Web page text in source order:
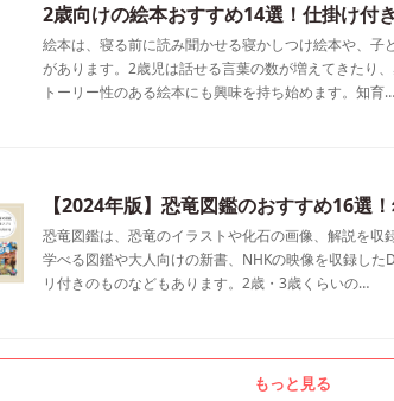
2歳向けの絵本おすすめ14選！仕掛け付
絵本は、寝る前に読み聞かせる寝かしつけ絵本や、
があります。2歳児は話せる言葉の数が増えてきたり
トーリー性のある絵本にも興味を持ち始めます。知育…
【2024年版】恐竜図鑑のおすすめ16選
恐竜図鑑は、恐竜のイラストや化石の画像、解説を
学べる図鑑や大人向けの新書、NHKの映像を収録し
リ付きのものなどもあります。2歳・3歳くらいの…
もっと見る